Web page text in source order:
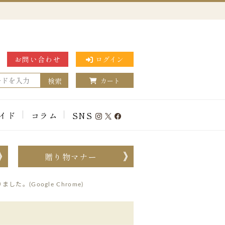
お問い合わせ ログイン
検索 カート
ド コラム SNS
贈り物マナー
ました。(Google Chrome)